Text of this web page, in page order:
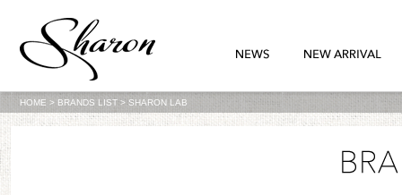
HOME > BRANDS LIST > SHARON LAB